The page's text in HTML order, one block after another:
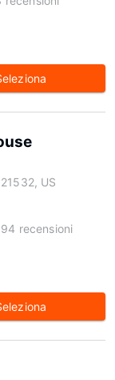
US
94 recensioni